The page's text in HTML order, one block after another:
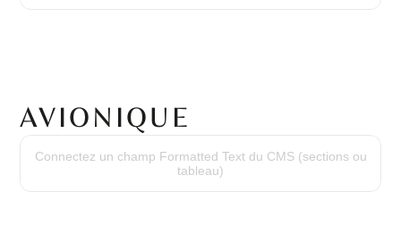
AVIONIQUE
Connectez un champ Formatted Text du CMS (sections ou
tableau)